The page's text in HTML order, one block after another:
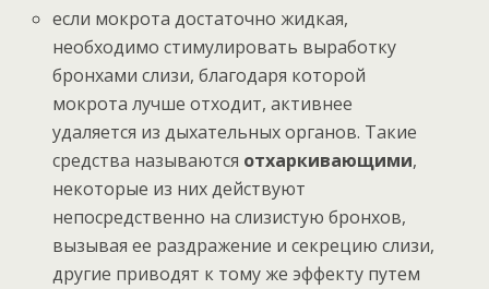
если мокрота достаточно жидкая,
необходимо стимулировать выработку
бронхами слизи, благодаря которой
мокрота лучше отходит, активнее
удаляется из дыхательных органов. Такие
средства называются отхаркивающими,
некоторые из них действуют
непосредственно на слизистую бронхов,
вызывая ее раздражение и секрецию слизи,
другие приводят к тому же эффекту путем